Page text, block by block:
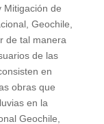
Mitigación de
Geochile,
de tal manera
de las
en
obras que
en la
Geochile,